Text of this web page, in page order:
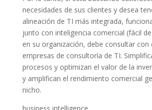
necesidades de sus clientes y desea
alineación de TI más integrada,
junto con inteligencia comercial (fácil
en su organización, debe consultar con
empresas de consultoría de TI.
procesos y optimizan el valor de la
y amplifican el rendimiento comercial
nicho.